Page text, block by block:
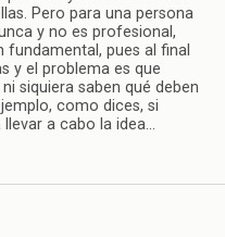
Pero para una persona
y no es profesional,
pues al final
y el problema es que
siquiera saben qué deben
como dices, si
a cabo la idea…